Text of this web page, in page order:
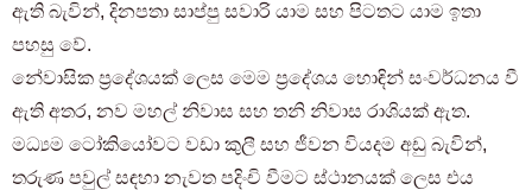
ඇති බැවින්, දිනපතා සාප්පු සවාරි යාම සහ පිටතට යාම ඉතා
පහසු වේ.
නේවාසික ප්‍රදේශයක් ලෙස මෙම ප්‍රදේශය හොඳින් සංවර්ධනය වී
ඇති අතර, නව මහල් නිවාස සහ තනි නිවාස රාශියක් ඇත.
මධ්‍යම ටෝකියෝවට වඩා කුලී සහ ජීවන වියදම අඩු බැවින්,
තරුණ පවුල් සඳහා නැවත පදිංචි වීමට ස්ථානයක් ලෙස එය